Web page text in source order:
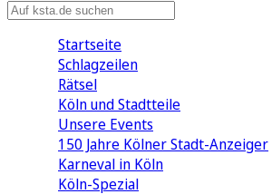
Startseite
Schlagzeilen
Rätsel
Köln und Stadtteile
Unsere Events
150 Jahre Kölner Stadt-Anzeiger
Karneval in Köln
Köln-Spezial